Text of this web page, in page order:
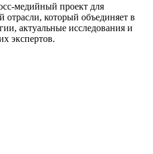
медийный проект для
отрасли, который объединяет в
актуальные исследования и
экспертов.